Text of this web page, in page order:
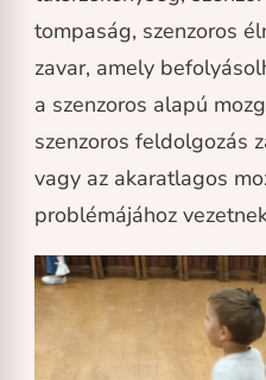
tompaság, szenzoros
zavar, amely
a szenzoros alapú
szenzoros feldolgozás
vagy az akaratlagos
problémájához